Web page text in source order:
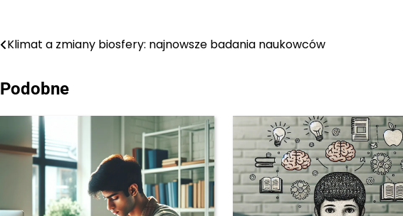
Nawigacja
Klimat a zmiany biosfery: najnowsze badania naukowców
Podobne